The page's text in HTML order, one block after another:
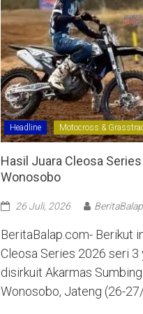
Headline Motocross &
Hasil Juara Cleosa
Wonosobo ‎
26 Juli, 2026
BeritaBalap.com- Berikut
Cleosa Series 2026 seri 3
disirkuit Akarmas
Wonosobo, Jateng (26-